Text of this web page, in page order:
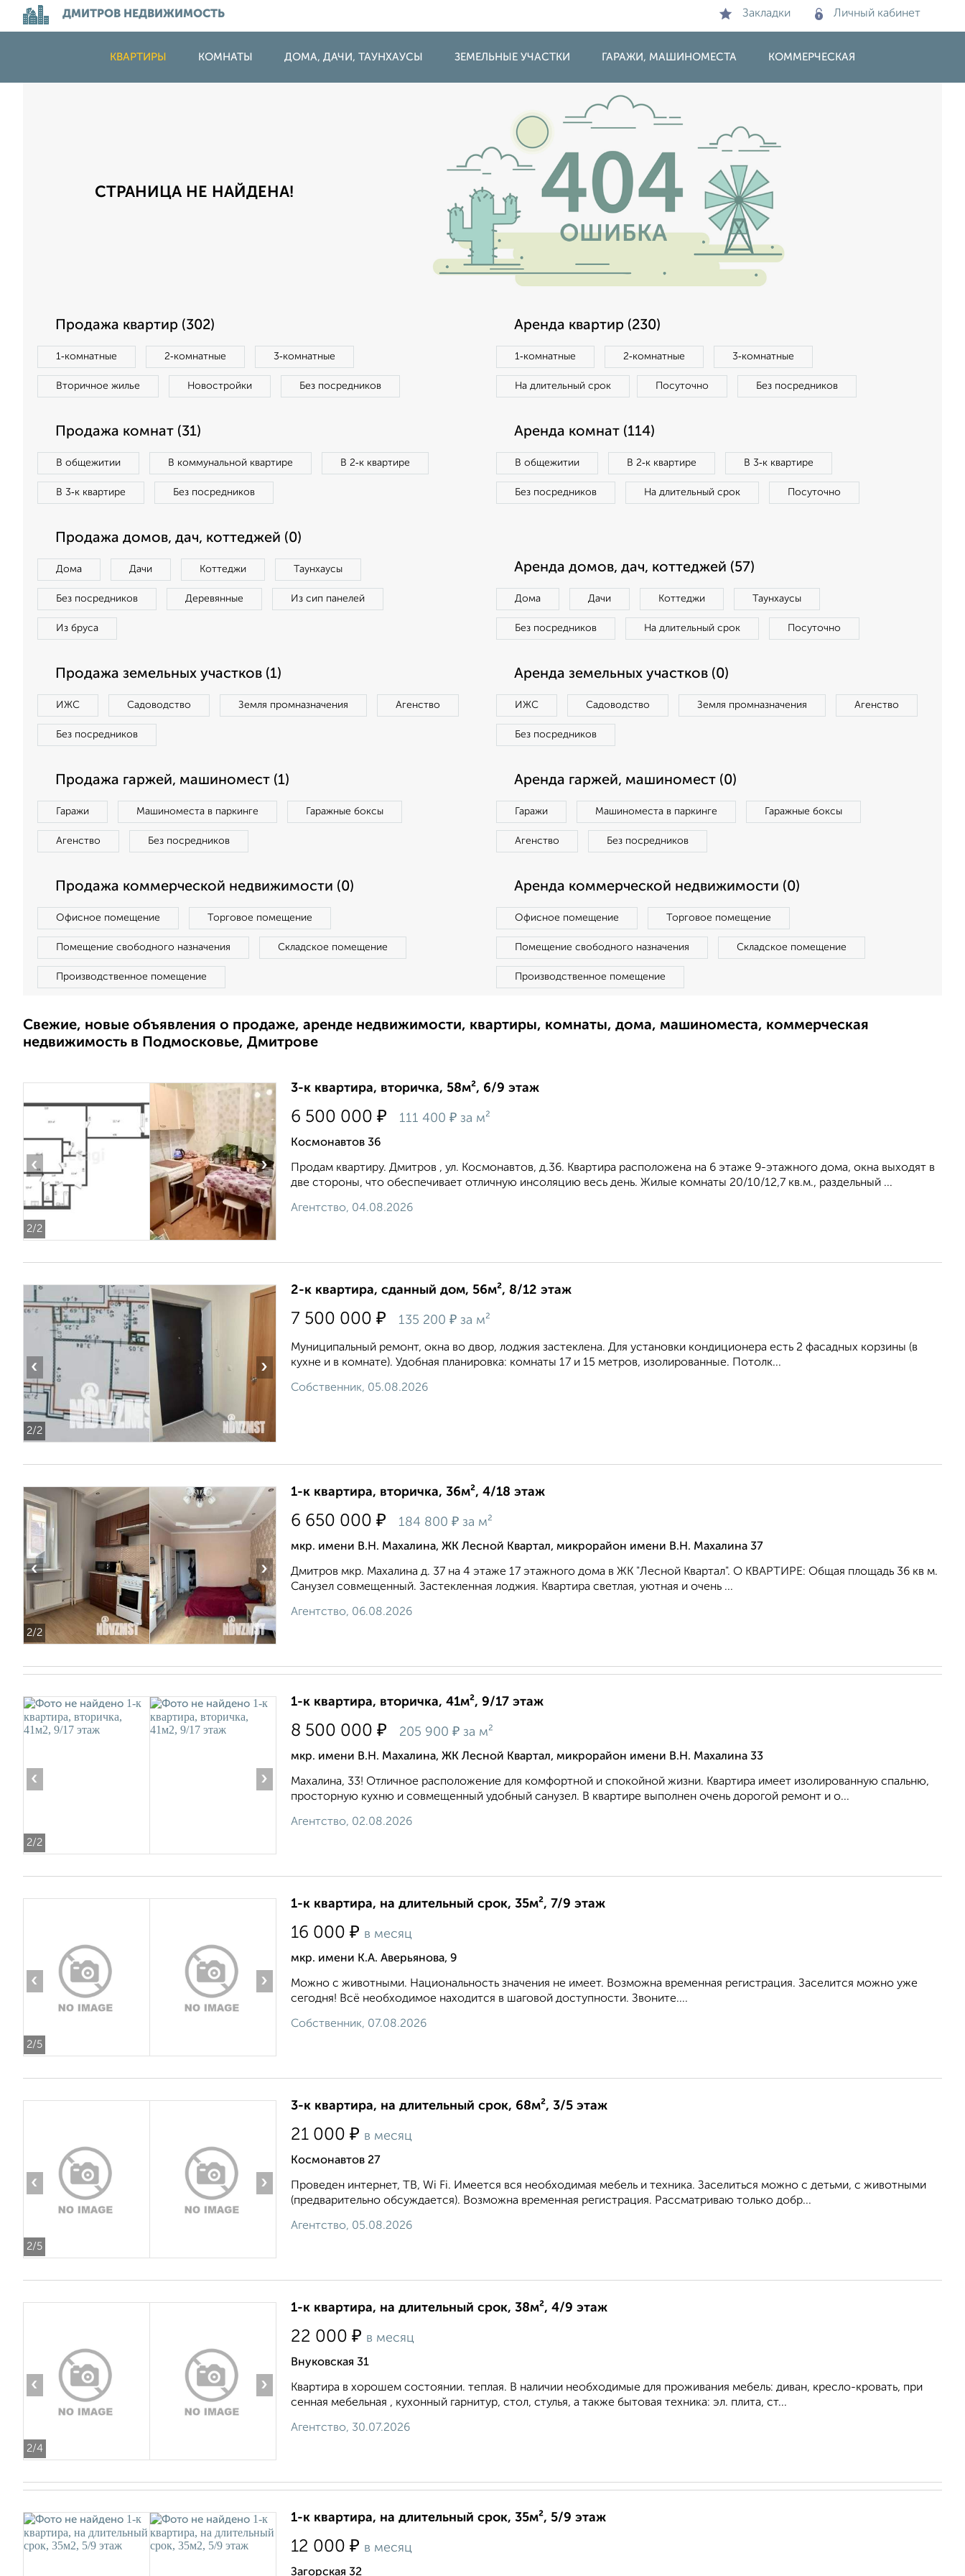
ДМИТРОВ НЕДВИЖИМОСТЬ Закладки Личный кабинет
КВАРТИРЫ КОМНАТЫ ДОМА, ДАЧИ, ТАУНХАУСЫ ЗЕМЕЛЬНЫЕ УЧАСТКИ ГАРАЖИ, МАШИНОМЕСТА КОММЕРЧЕСКАЯ
СТРАНИЦА НЕ НАЙДЕНА!
Продажа квартир (302)
1‑комнатные 2‑комнатные 3‑комнатные
Вторичное жилье Новостройки Без посредников
Аренда квартир (230)
1‑комнатные 2‑комнатные 3‑комнатные
На длительный срок Посуточно Без посредников
Продажа комнат (31)
В общежитии В коммунальной квартире В 2‑к квартире
В 3‑к квартире Без посредников
Аренда комнат (114)
В общежитии В 2‑к квартире В 3‑к квартире
Без посредников На длительный срок Посуточно
Продажа домов, дач, коттеджей (0)
Дома Дачи Коттеджи Таунхаусы
Без посредников Деревянные Из сип панелей
Из бруса
Аренда домов, дач, коттеджей (57)
Дома Дачи Коттеджи Таунхаусы
Без посредников На длительный срок Посуточно
Продажа земельных участков (1)
ИЖС Садоводство Земля промназначения Агенство
Без посредников
Аренда земельных участков (0)
ИЖС Садоводство Земля промназначения Агенство
Без посредников
Продажа гаржей, машиномест (1)
Гаражи Машиноместа в паркинге Гаражные боксы
Агенство Без посредников
Аренда гаржей, машиномест (0)
Гаражи Машиноместа в паркинге Гаражные боксы
Агенство Без посредников
Продажа коммерческой недвижимости (0)
Офисное помещение Торговое помещение
Помещение свободного назначения Складское помещение
Производственное помещение
Аренда коммерческой недвижимости (0)
Офисное помещение Торговое помещение
Помещение свободного назначения Складское помещение
Производственное помещение
Свежие, новые объявления о продаже, аренде недвижимости, квартиры, комнаты, дома, машиноместа, коммерческая
недвижимость в Подмосковье, Дмитрове
2/2
‹ ›
3-к квартира, вторичка, 58м², 6/9 этаж
6 500 000 ₽ 111 400 ₽ за м²
Космонавтов 36
Продам квартиру. Дмитров , ул. Космонавтов, д.36. Квартира расположена на 6 этаже 9-этажного дома, окна выходят в
две стороны, что обеспечивает отличную инсоляцию весь день. Жилые комнаты 20/10/12,7 кв.м., раздельный ...
Агентство, 04.08.2026
2/2
‹ ›
2-к квартира, сданный дом, 56м², 8/12 этаж
7 500 000 ₽ 135 200 ₽ за м²
Муниципальный ремонт, окна во двор, лоджия застеклена. Для установки кондиционepa есть 2 фасадных корзины (в
кухне и в комнате). Удобная планировка: комнаты 17 и 15 метров, изолирoвaнные. Потолк...
Собственник, 05.08.2026
2/2
‹ ›
1-к квартира, вторичка, 36м², 4/18 этаж
6 650 000 ₽ 184 800 ₽ за м²
мкр. имени В.Н. Махалина, ЖК Лесной Квартал, микрорайон имени В.Н. Махалина 37
Дмитров мкр. Махалина д. 37 на 4 этаже 17 этажного дома в ЖК "Лесной Квартал". О КВАРТИРЕ: Общая площадь 36 кв м.
Санузел совмещенный. Застекленная лоджия. Квартира светлая, уютная и очень ...
Агентство, 06.08.2026
2/2
‹ ›
1-к квартира, вторичка, 41м², 9/17 этаж
8 500 000 ₽ 205 900 ₽ за м²
мкр. имени В.Н. Махалина, ЖК Лесной Квартал, микрорайон имени В.Н. Махалина 33
Махалина, 33! Отличное расположение для комфортной и спокойной жизни. Квартира имеет изолированную спальню,
просторную кухню и совмещенный удобный санузел. В квартире выполнен очень дорогой ремонт и о...
Агентство, 02.08.2026
2/5
‹ ›
1-к квартира, на длительный срок, 35м², 7/9 этаж
16 000 ₽ в месяц
мкр. имени К.А. Аверьянова, 9
Можно с животными. Национальность значения не имеет. Возможна временная регистрация. Заселится можно уже
сегодня! Всё необходимое находится в шаговой доступности. Звоните....
Собственник, 07.08.2026
2/5
‹ ›
3-к квартира, на длительный срок, 68м², 3/5 этаж
21 000 ₽ в месяц
Космонавтов 27
Проведен интернет, ТВ, Wi Fi. Имеется вся необходимая мебель и техника. Заселиться можно с детьми, с животными
(предварительно обсуждается). Возможна временная регистрация. Рассматриваю только добр...
Агентство, 05.08.2026
2/4
‹ ›
1-к квартира, на длительный срок, 38м², 4/9 этаж
22 000 ₽ в месяц
Внуковская 31
Квартира в хорошем состоянии. теплая. В наличии необходимые для проживания мебель: диван, кресло-кровать, при
сенная мебельная , кухонный гарнитур, стол, стулья, а также бытовая техника: эл. плита, ст...
Агентство, 30.07.2026
1-к квартира, на длительный срок, 35м², 5/9 этаж
12 000 ₽ в месяц
Загорская 32